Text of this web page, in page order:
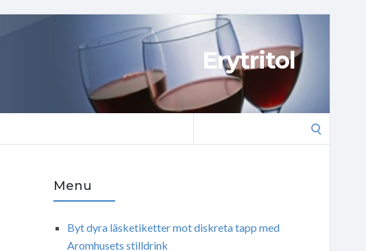
Erytritol
Menu
Byt dyra läsketiketter mot diskreta tapp med
Aromhusets stilldrink